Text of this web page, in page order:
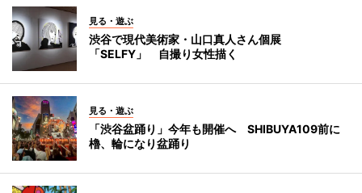
見る・遊ぶ
渋谷で現代美術家・山口真人さん個展
「SELFY」 自撮り女性描く
見る・遊ぶ
「渋谷盆踊り」今年も開催へ SHIBUYA109前に
櫓、輪になり盆踊り